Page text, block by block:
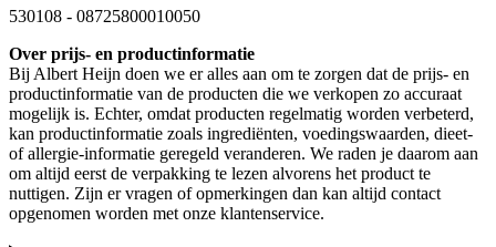
530108 - 08725800010050
Over prijs- en productinformatie
Bij Albert Heijn doen we er alles aan om te zorgen dat de prijs- en
productinformatie van de producten die we verkopen zo accuraat
mogelijk is. Echter, omdat producten regelmatig worden verbeterd,
kan productinformatie zoals ingrediënten, voedingswaarden, dieet-
of allergie-informatie geregeld veranderen. We raden je daarom aan
om altijd eerst de verpakking te lezen alvorens het product te
nuttigen. Zijn er vragen of opmerkingen dan kan altijd contact
opgenomen worden met onze klantenservice.